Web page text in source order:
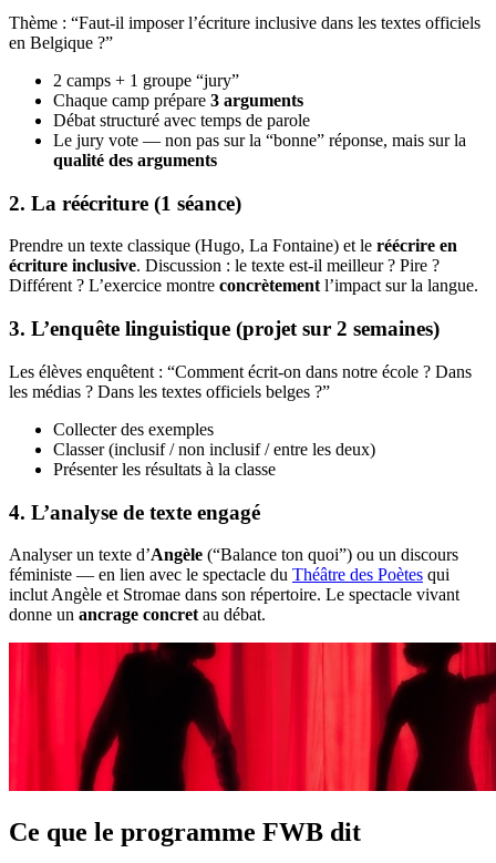
Thème : “Faut-il imposer l’écriture inclusive dans les textes officiels
en Belgique ?”
2 camps + 1 groupe “jury”
Chaque camp prépare 3 arguments
Débat structuré avec temps de parole
Le jury vote — non pas sur la “bonne” réponse, mais sur la
qualité des arguments
2. La réécriture (1 séance)
Prendre un texte classique (Hugo, La Fontaine) et le réécrire en
écriture inclusive. Discussion : le texte est-il meilleur ? Pire ?
Différent ? L’exercice montre concrètementl’impact sur la langue.
3. L’enquête linguistique (projet sur 2 semaines)
Les élèves enquêtent : “Comment écrit-on dans notre école ? Dans
les médias ? Dans les textes officiels belges ?”
Collecter des exemples
Classer (inclusif / non inclusif / entre les deux)
Présenter les résultats à la classe
4. L’analyse de texte engagé
Analyser un texte d’Angèle (“Balance ton quoi”) ou un discours
féministe — en lien avec le spectacle du Théâtre des Poètes qui
inclut Angèle et Stromae dans son répertoire. Le spectacle vivant
donne un ancrage concret au débat.
Ce que le programme FWB dit